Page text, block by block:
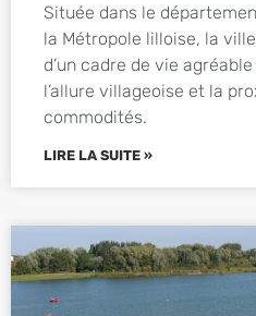
Située dans le
la Métropole lilloise, la
d’un cadre de vie
l’allure villageoise et la
commodités.
LIRE LA SUITE »